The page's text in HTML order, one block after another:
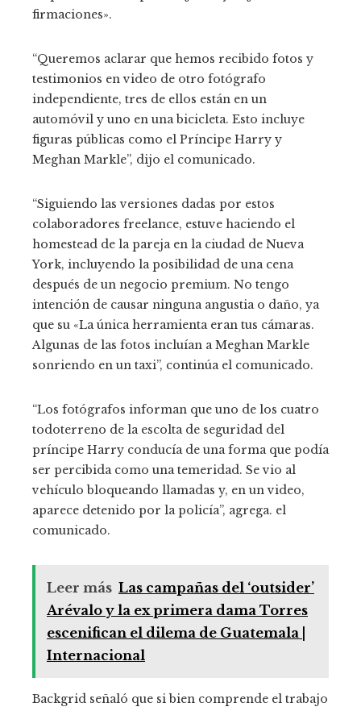
firmaciones».
“Queremos aclarar que hemos recibido fotos y
testimonios en video de otro fotógrafo
independiente, tres de ellos están en un
automóvil y uno en una bicicleta. Esto incluye
figuras públicas como el Príncipe Harry y
Meghan Markle”, dijo el comunicado.
“Siguiendo las versiones dadas por estos
colaboradores freelance, estuve haciendo el
homestead de la pareja en la ciudad de Nueva
York, incluyendo la posibilidad de una cena
después de un negocio premium. No tengo
intención de causar ninguna angustia o daño, ya
que su «La única herramienta eran tus cámaras.
Algunas de las fotos incluían a Meghan Markle
sonriendo en un taxi”, continúa el comunicado.
“Los fotógrafos informan que uno de los cuatro
todoterreno de la escolta de seguridad del
príncipe Harry conducía de una forma que podía
ser percibida como una temeridad. Se vio al
vehículo bloqueando llamadas y, en un video,
aparece detenido por la policía”, agrega. el
comunicado.
Leer más Las campañas del ‘outsider’
Arévalo y la ex primera dama Torres
escenifican el dilema de Guatemala |
Internacional
Backgrid señaló que si bien comprende el trabajo